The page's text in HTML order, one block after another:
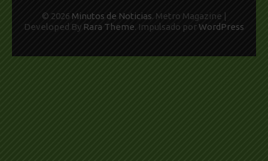
© 2026 Minutos de Noticias. Metro Magazine |
Developed By Rara Theme. Impulsado por WordPress